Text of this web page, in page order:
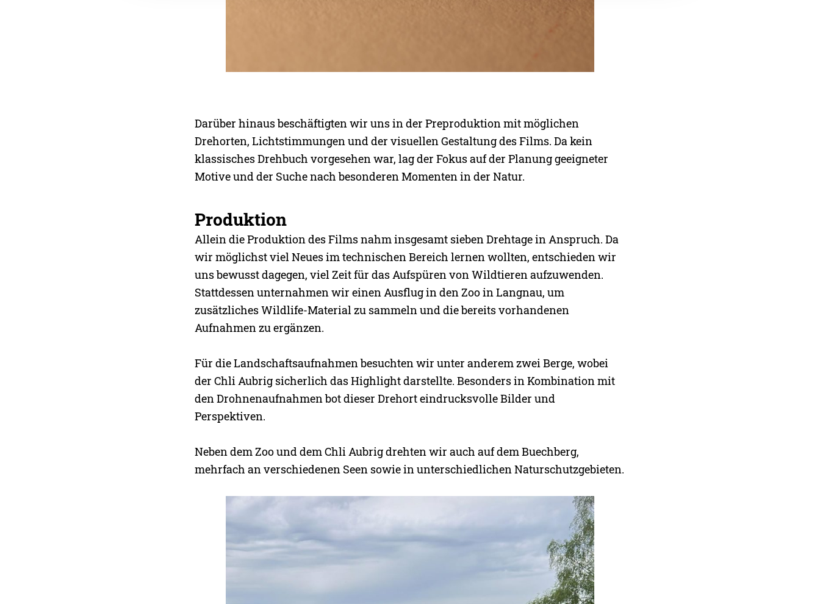
Darüber hinaus beschäftigten wir uns in der Preproduktion mit möglichen
Drehorten, Lichtstimmungen und der visuellen Gestaltung des Films. Da kein
klassisches Drehbuch vorgesehen war, lag der Fokus auf der Planung geeigneter
Motive und der Suche nach besonderen Momenten in der Natur.
Produktion
Allein die Produktion des Films nahm insgesamt sieben Drehtage in Anspruch. Da
wir möglichst viel Neues im technischen Bereich lernen wollten, entschieden wir
uns bewusst dagegen, viel Zeit für das Aufspüren von Wildtieren aufzuwenden.
Stattdessen unternahmen wir einen Ausflug in den Zoo in Langnau, um
zusätzliches Wildlife-Material zu sammeln und die bereits vorhandenen
Aufnahmen zu ergänzen.
Für die Landschaftsaufnahmen besuchten wir unter anderem zwei Berge, wobei
der Chli Aubrig sicherlich das Highlight darstellte. Besonders in Kombination mit
den Drohnenaufnahmen bot dieser Drehort eindrucksvolle Bilder und
Perspektiven.
Neben dem Zoo und dem Chli Aubrig drehten wir auch auf dem Buechberg,
mehrfach an verschiedenen Seen sowie in unterschiedlichen Naturschutzgebieten.